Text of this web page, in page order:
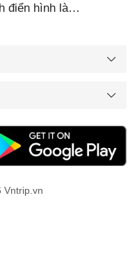
điển hình là…
Vntrip.vn